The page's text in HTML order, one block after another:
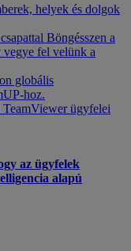
helyek és dolgok
Böngésszen a
fel velünk a
globális
hoz.
TeamViewer ügyfelei
az ügyfelek
alapú